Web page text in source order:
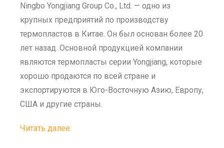
Ningbo Yongjiang Group Co., Ltd. — одно из
крупных предприятий по производству
термопластов в Китае. Он был основан более 20
лет назад. Основной продукцией компании
являются термопласты серии Yongjiang, которые
хорошо продаются по всей стране и
экспортируются в Юго-Восточную Азию, Европу,
США и другие страны.
Читать далее